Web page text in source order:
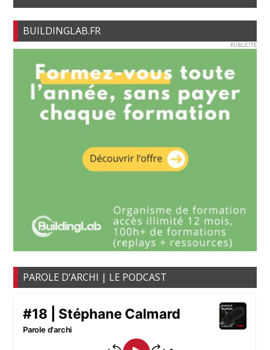
BUILDINGLAB.FR
PUBLICITE
PAROLE D’ARCHI | LE PODCAST